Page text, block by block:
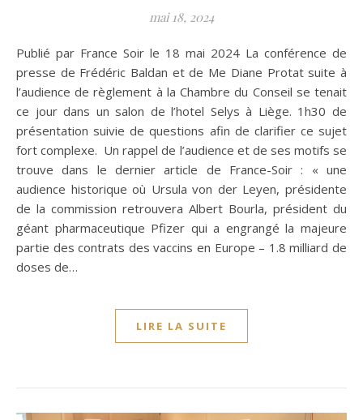
mai 18, 2024
Publié par France Soir le 18 mai 2024 La conférence de
presse de Frédéric Baldan et de Me Diane Protat suite à
l’audience de règlement à la Chambre du Conseil se tenait
ce jour dans un salon de l’hotel Selys à Liège. 1h30 de
présentation suivie de questions afin de clarifier ce sujet
fort complexe. Un rappel de l’audience et de ses motifs se
trouve dans le dernier article de France-Soir : « une
audience historique où Ursula von der Leyen, présidente
de la commission retrouvera Albert Bourla, président du
géant pharmaceutique Pfizer qui a engrangé la majeure
partie des contrats des vaccins en Europe – 1.8 milliard de
doses de…
LIRE LA SUITE